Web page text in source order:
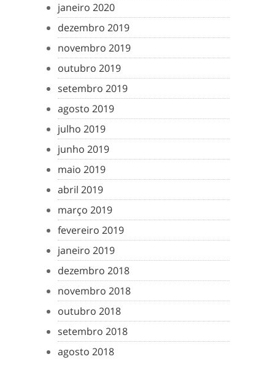
janeiro 2020
dezembro 2019
novembro 2019
outubro 2019
setembro 2019
agosto 2019
julho 2019
junho 2019
maio 2019
abril 2019
março 2019
fevereiro 2019
janeiro 2019
dezembro 2018
novembro 2018
outubro 2018
setembro 2018
agosto 2018